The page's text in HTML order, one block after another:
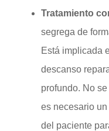
Tratamiento
segrega de
Está implicada
descanso
profundo. No
es necesario
del paciente